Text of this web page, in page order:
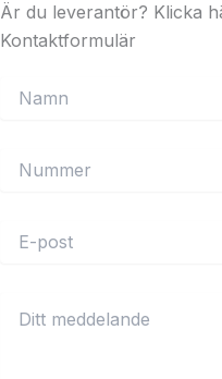
Är du leverantör? Klicka
Kontaktformulär